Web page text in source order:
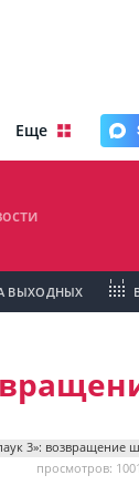
Еще
ВЫХОДНЫХ
просмотров: